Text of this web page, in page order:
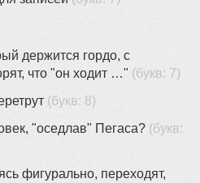
держится гордо, с
что "он ходит …" (букв: 7)
(букв: 8)
"оседлав" Пегаса? (букв:
фигурально, переходят,